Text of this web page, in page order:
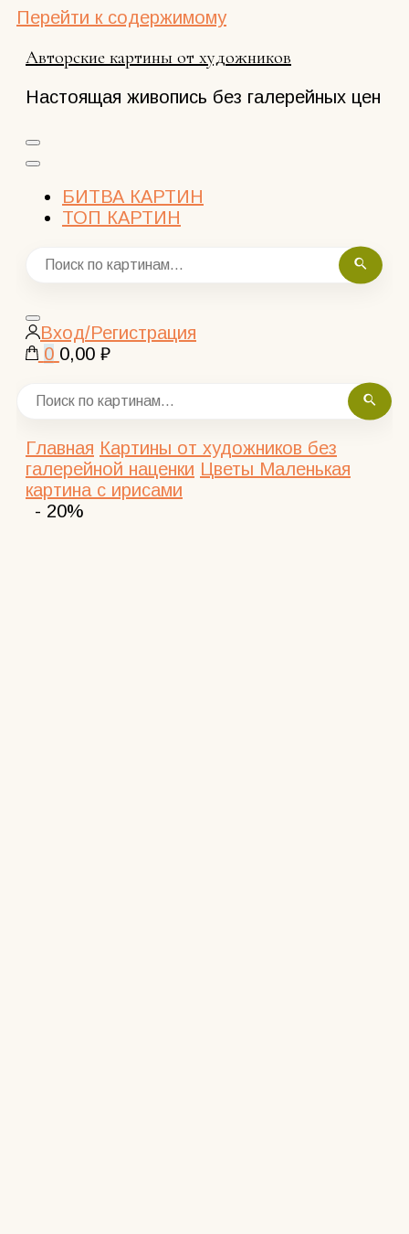
Перейти к содержимому
Авторские картины от художников
Настоящая живопись без галерейных цен
БИТВА КАРТИН
ТОП КАРТИН
Закрыть
поиск
Вход/Регистрация
0 0,00 ₽
Главная Картины от художников без
галерейной наценки Цветы Маленькая
картина с ирисами
- 20%